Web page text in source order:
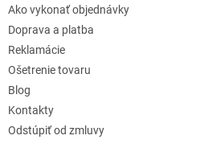
Ako vykonať objednávky
Doprava a platba
Reklamácie
Ošetrenie tovaru
Blog
Kontakty
Odstúpiť od zmluvy